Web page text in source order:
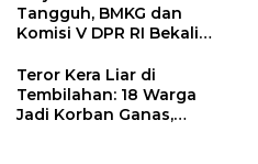
Indramayu
Tangguh, BMKG dan
Komisi V DPR RI Bekali
Sekolah Lapang Iklim
Teror Kera Liar di
Tembilahan: 18 Warga
Jadi Korban Ganas,